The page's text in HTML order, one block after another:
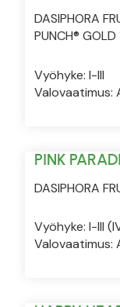
DASIPHORA
PUNCH® GOLD
Vyöhyke: I-III
Valovaatimus:
PINK
DASIPHORA
Vyöhyke: I-III
Valovaatimus: